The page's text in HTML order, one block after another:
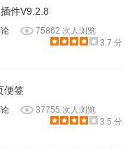
件V9.2.8
75862 次人浏览
3.7 分
便签
37755 次人浏览
3.5 分